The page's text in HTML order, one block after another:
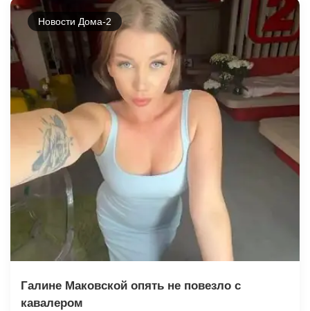
Новости Дома-2
Галине Маковской опять не повезло с
кавалером